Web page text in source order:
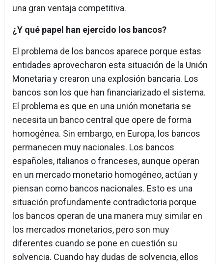
una gran ventaja competitiva.
¿Y qué papel han ejercido los bancos?
El problema de los bancos aparece porque estas
entidades aprovecharon esta situación de la Unión
Monetaria y crearon una explosión bancaria. Los
bancos son los que han financiarizado el sistema.
El problema es que en una unión monetaria se
necesita un banco central que opere de forma
homogénea. Sin embargo, en Europa, los bancos
permanecen muy nacionales. Los bancos
españoles, italianos o franceses, aunque operan
en un mercado monetario homogéneo, actúan y
piensan como bancos nacionales. Esto es una
situación profundamente contradictoria porque
los bancos operan de una manera muy similar en
los mercados monetarios, pero son muy
diferentes cuando se pone en cuestión su
solvencia. Cuando hay dudas de solvencia, ellos